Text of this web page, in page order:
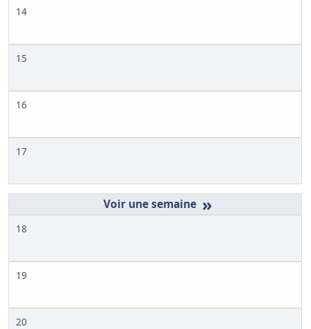
14
15
16
17
»
18
19
20